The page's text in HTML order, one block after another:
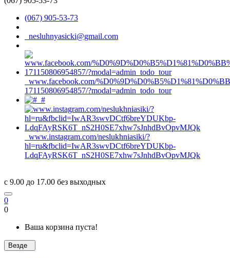
(067) 905-53-73
nesluhnyasicki@gmail.com
www.facebook.com/
171150806954857/?modal=admin_todo_tour
#
www.instagram.com/neslukhniasiki/?
hl=ru&fbclid=IwAR3swvDCtf6breYDUKbp-
LdqFAyRSK6T_nS2H0SE7xhw7sJnhdBvOpvMJQk
c 9.00 до 17.00 без выходных
0
0
Ваша корзина пуста!
Везде